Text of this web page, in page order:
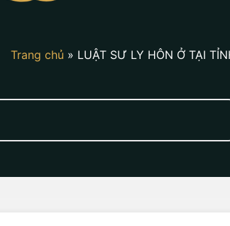
Trang chủ » LUẬT SƯ LY HÔN Ở TẠI